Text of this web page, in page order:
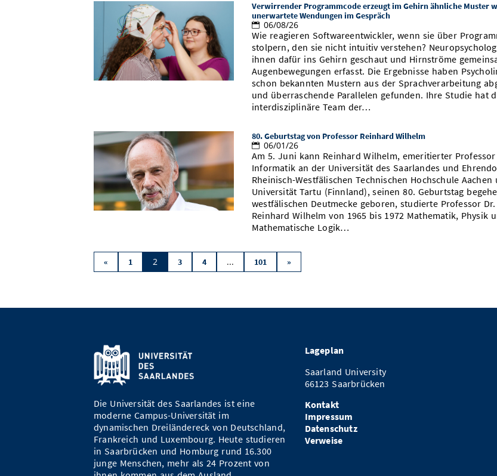
Verwirrender Programmcode erzeugt im Gehirn ähnliche Muster
unerwartete Wendungen im Gespräch
06/08/26
Wie reagieren Softwareentwickler, wenn sie über
stolpern, den sie nicht intuitiv verstehen?
ihnen dafür ins Gehirn geschaut und Hirnströme
Augenbewegungen erfasst. Die Ergebnisse haben
schon bekannten Mustern aus der Sprachverarbeitung
und überraschende Parallelen gefunden. Ihre Studie hat
interdisziplinäre Team der…
80. Geburtstag von Professor Reinhard Wilhelm
06/01/26
Am 5. Juni kann Reinhard Wilhelm, emeritierter
Informatik an der Universität des Saarlandes und
Rheinisch-Westfälischen Technischen Hochschule Aachen
Universität Tartu (Finnland), seinen 80. Geburtstag
westfälischen Deutmecke geboren, studierte Professor Dr.
Reinhard Wilhelm von 1965 bis 1972 Mathematik, Physik
Mathematische Logik…
« 1 2 3 4 ... 101 »
Die Universität des Saarlandes ist eine
moderne Campus-Universität im
dynamischen Dreiländereck von Deutschland,
Frankreich und Luxembourg. Heute studieren
in Saarbrücken und Homburg rund 16.300
junge Menschen, mehr als 24 Prozent von
Lageplan
Saarland University
66123 Saarbrücken
Kontakt
Impressum
Datenschutz
Verweise